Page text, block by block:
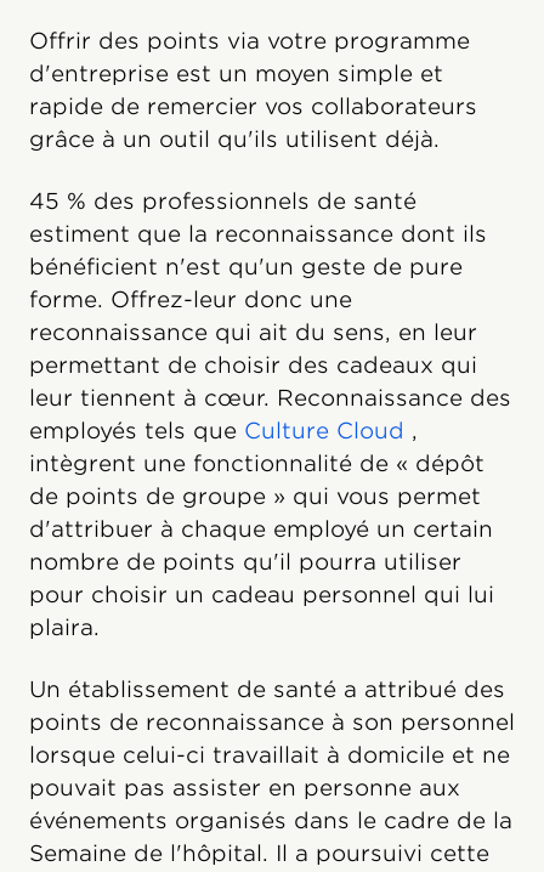
Offrir des points via votre programme
d'entreprise est un moyen simple et
rapide de remercier vos collaborateurs
grâce à un outil qu'ils utilisent déjà.
45 % des professionnels de santé
estiment que la reconnaissance dont ils
bénéficient n'est qu'un geste de pure
forme. Offrez-leur donc une
reconnaissance qui ait du sens, en leur
permettant de choisir des cadeaux qui
leur tiennent à cœur. Reconnaissance des
employés tels que Culture Cloud ,
intègrent une fonctionnalité de « dépôt
de points de groupe » qui vous permet
d'attribuer à chaque employé un certain
nombre de points qu'il pourra utiliser
pour choisir un cadeau personnel qui lui
plaira.
Un établissement de santé a attribué des
points de reconnaissance à son personnel
lorsque celui-ci travaillait à domicile et ne
pouvait pas assister en personne aux
événements organisés dans le cadre de la
Semaine de l'hôpital. Il a poursuivi cette